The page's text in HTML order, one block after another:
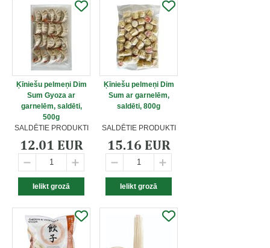
Ķīniešu pelmeņi Dim
Sum Gyoza ar
garnelēm, saldēti,
500g
SALDĒTIE PRODUKTI
12.01 EUR
Ķīniešu pelmeņi Dim
Sum ar garnelēm,
saldēti, 800g
SALDĒTIE PRODUKTI
15.16 EUR